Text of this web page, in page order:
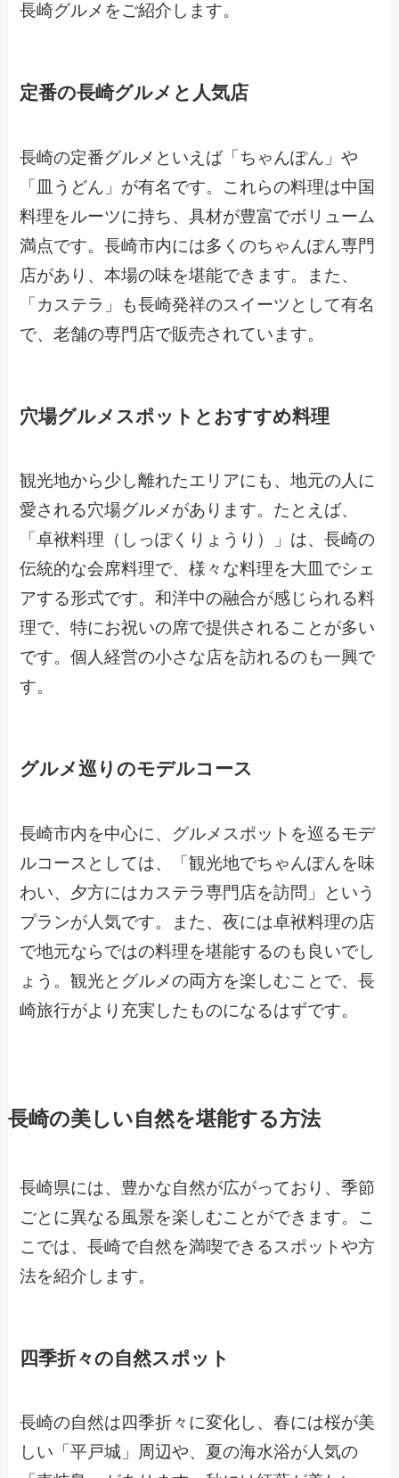
長崎グルメをご紹介します。
定番の長崎グルメと人気店
長崎の定番グルメといえば「ちゃんぽん」や
「皿うどん」が有名です。これらの料理は中国
料理をルーツに持ち、具材が豊富でボリューム
満点です。長崎市内には多くのちゃんぽん専門
店があり、本場の味を堪能できます。また、
「カステラ」も長崎発祥のスイーツとして有名
で、老舗の専門店で販売されています。
穴場グルメスポットとおすすめ料理
観光地から少し離れたエリアにも、地元の人に
愛される穴場グルメがあります。たとえば、
「卓袱料理（しっぽくりょうり）」は、長崎の
伝統的な会席料理で、様々な料理を大皿でシェ
アする形式です。和洋中の融合が感じられる料
理で、特にお祝いの席で提供されることが多い
です。個人経営の小さな店を訪れるのも一興で
す。
グルメ巡りのモデルコース
長崎市内を中心に、グルメスポットを巡るモデ
ルコースとしては、「観光地でちゃんぽんを味
わい、夕方にはカステラ専門店を訪問」という
プランが人気です。また、夜には卓袱料理の店
で地元ならではの料理を堪能するのも良いでし
ょう。観光とグルメの両方を楽しむことで、長
崎旅行がより充実したものになるはずです。
長崎の美しい自然を堪能する方法
長崎県には、豊かな自然が広がっており、季節
ごとに異なる風景を楽しむことができます。こ
こでは、長崎で自然を満喫できるスポットや方
法を紹介します。
四季折々の自然スポット
長崎の自然は四季折々に変化し、春には桜が美
しい「平戸城」周辺や、夏の海水浴が人気の